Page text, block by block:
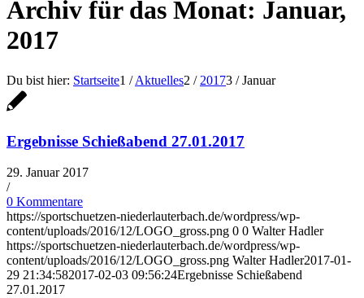
Archiv für das Monat: Januar,
2017
Du bist hier: Startseite1 / Aktuelles2 / 20173 / Januar
Ergebnisse Schießabend 27.01.2017
29. Januar 2017
/
0 Kommentare
https://sportschuetzen-niederlauterbach.de/wordpress/wp-
content/uploads/2016/12/LOGO_gross.png 0 0 Walter Hadler
https://sportschuetzen-niederlauterbach.de/wordpress/wp-
content/uploads/2016/12/LOGO_gross.png Walter Hadler2017-01-
29 21:34:582017-02-03 09:56:24Ergebnisse Schießabend
27.01.2017